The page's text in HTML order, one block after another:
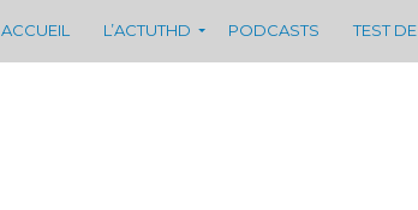
ACCUEIL L’ACTUTHD PODCASTS TEST